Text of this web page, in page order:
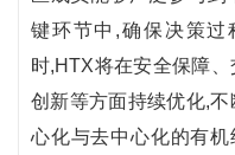
键环节中,确保决策过
时,HTX将在安全保障
创新等方面持续优化,
心化与去中心化的有